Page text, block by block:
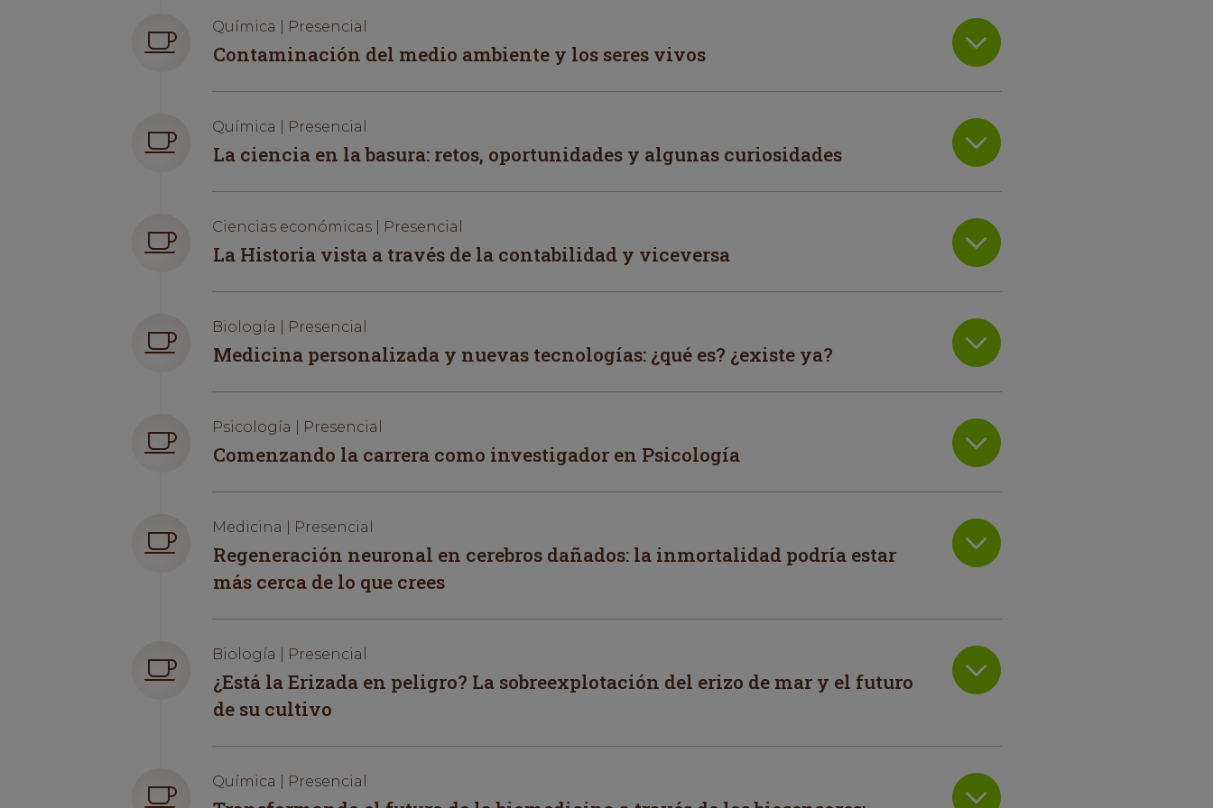
Química | Presencial
Contaminación del medio ambiente y los seres vivos
Química | Presencial
La ciencia en la basura: retos, oportunidades y algunas curiosidades
Ciencias económicas | Presencial
La Historia vista a través de la contabilidad y viceversa
Biología | Presencial
Medicina personalizada y nuevas tecnologías: ¿qué es? ¿existe ya?
Psicología | Presencial
Comenzando la carrera como investigador en Psicología
Medicina | Presencial
Regeneración neuronal en cerebros dañados: la inmortalidad podría estar
más cerca de lo que crees
Biología | Presencial
¿Está la Erizada en peligro? La sobreexplotación del erizo de mar y el futuro
de su cultivo
Química | Presencial